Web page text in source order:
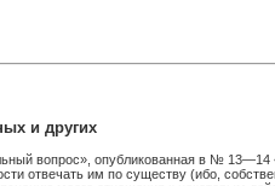
и других
вопрос», опубликованная в №
отвечать им по существу (ибо,